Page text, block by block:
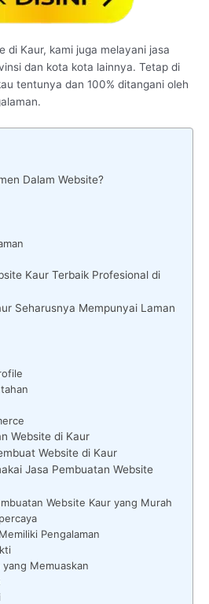
di Kaur, kami juga melayani jasa
dan kota kota lainnya. Tetap di
tentunya dan 100% ditangani oleh
Dalam Website?
Kaur Terbaik Profesional di
Seharusnya Mempunyai Laman
Website di Kaur
Website di Kaur
Jasa Pembuatan Website
Website Kaur yang Murah
Pengalaman
Memuaskan